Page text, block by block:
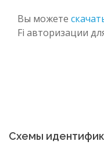
Вы можете
Fi авторизации
Схемы